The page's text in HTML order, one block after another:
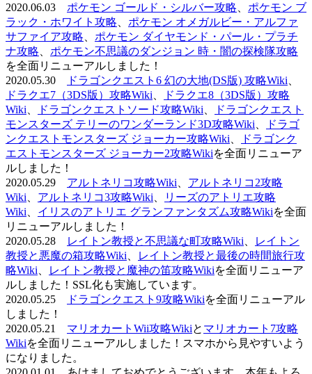
2020.06.03 ポケモン ゴールド・シルバー攻略
ポケモン ブ
ラック・ホワイト攻略
ポケモン オメガルビー・アルファ
サファイア攻略
ポケモン ダイヤモンド・パール・プラチ
ナ攻略
ポケモン不思議のダンジョン 時・闇の探検隊攻略
を全面リニューアルしました！
2020.05.30
ドラゴンクエスト6 幻の大地(DS版) 攻略Wiki
ドラクエ7（3DS版）攻略Wiki
ドラクエ8（3DS版）攻略
Wiki
ドラゴンクエストソード攻略Wiki
ドラゴンクエスト
モンスターズ テリーのワンダーランド3D攻略Wiki
ドラゴ
ンクエストモンスターズ ジョーカー攻略Wiki
ドラゴンク
エストモンスターズ ジョーカー2攻略Wikiを全面リニューア
ルしました！
2020.05.29 アルトネリコ攻略Wiki
アルトネリコ2攻略
Wiki
アルトネリコ3攻略Wiki
リーズのアトリエ攻略
Wiki
イリスのアトリエ グランファンタズム攻略Wikiを全面
リニューアルしました！
2020.05.28
レイトン教授と不思議な町攻略Wiki
レイトン
教授と悪魔の箱攻略Wiki
レイトン教授と最後の時間旅行攻
略Wiki
レイトン教授と魔神の笛攻略Wikiを全面リニューア
ルしました！SSL化も実施しています。
2020.05.25
ドラゴンクエスト9攻略Wikiを全面リニューアル
しました！
2020.05.21 マリオカートWii攻略Wikiと マリオカート7攻略
Wikiを全面リニューアルしました！スマホから見やすいよう
になりました。